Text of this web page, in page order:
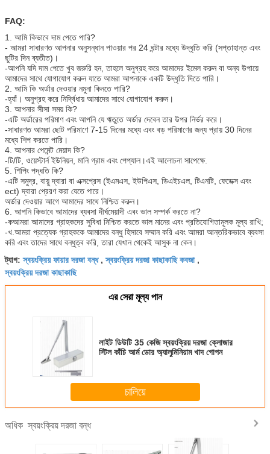
FAQ:
1. আমি কিভাবে দাম পেতে পারি?
- আমরা সাধারণত আপনার অনুসন্ধান পাওয়ার পর 24 ঘন্টার মধ্যে উদ্ধৃতি করি (সপ্তাহান্ত এবং
ছুটির দিন ব্যতীত)।
-আপনি যদি দাম পেতে খুব জরুরি হন, তাহলে অনুগ্রহ করে আমাদের ইমেল করুন বা অন্য উপায়ে
আমাদের সাথে যোগাযোগ করুন যাতে আমরা আপনাকে একটি উদ্ধৃতি দিতে পারি।
2. আমি কি অর্ডার দেওয়ার নমুনা কিনতে পারি?
-হ্যাঁ। অনুগ্রহ করে নির্দ্বিধায় আমাদের সাথে যোগাযোগ করুন।
3. আপনার সীসা সময় কি?
-এটি অর্ডারের পরিমাণ এবং আপনি যে ঋতুতে অর্ডার দেবেন তার উপর নির্ভর করে।
-সাধারণত আমরা ছোট পরিমাণে 7-15 দিনের মধ্যে এবং বড় পরিমাণের জন্য প্রায় 30 দিনের
মধ্যে শিপ করতে পারি।
4. আপনার পেমেন্ট মেয়াদ কি?
-টি/টি, ওয়েস্টার্ন ইউনিয়ন, মানি গ্রাম এবং পেপ্যাল।এই আলোচনা সাপেক্ষে.
5. শিপিং পদ্ধতি কি?
-এটি সমুদ্র, বায়ু দ্বারা বা এক্সপ্রেস (ইএমএস, ইউপিএস, ডিএইচএল, টিএনটি, ফেডেক্স এবং
ect) দ্বারা প্রেরণ করা যেতে পারে।
অর্ডার দেওয়ার আগে আমাদের সাথে নিশ্চিত করুন।
6. আপনি কিভাবে আমাদের ব্যবসা দীর্ঘমেয়াদী এবং ভাল সম্পর্ক করতে না?
-কআমরা আমাদের গ্রাহকদের সুবিধা নিশ্চিত করতে ভাল মানের এবং প্রতিযোগিতামূলক মূল্য রাখি;
-খ.আমরা প্রত্যেক গ্রাহককে আমাদের বন্ধু হিসাবে সম্মান করি এবং আমরা আন্তরিকভাবে ব্যবসা
করি এবং তাদের সাথে বন্ধুত্ব করি, তারা যেখান থেকেই আসুক না কেন।
ট্যাগ:স্বয়ংক্রিয় ফায়ার দরজা বন্ধ,স্বয়ংক্রিয় দরজা কাছাকাছি কবজা,
স্বয়ংক্রিয় দরজা কাছাকাছি
এর সেরা মূল্য পান
লাইট ডিউটি ​​35 কেজি স্বয়ংক্রিয় দরজা ক্লোজার
স্টিল কাঁচি আর্ম ডোর অ্যালুমিনিয়াম খাদ গোপন
চালিয়ে
অধিকস্বয়ংক্রিয় দরজা বন্ধ